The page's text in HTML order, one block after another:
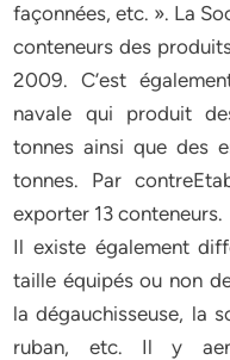
façonnées, etc. ». La
conteneurs des
2009. C’est
navale qui produit
tonnes ainsi que des
tonnes. Par
exporter 13 conteneurs.
Il existe également
taille équipés ou non
la dégauchisseuse, la
ruban, etc. Il y